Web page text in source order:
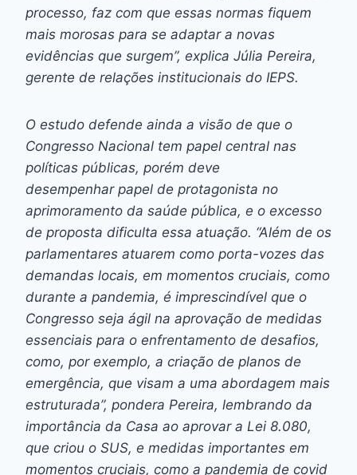
processo, faz com que essas normas fiquem
mais morosas para se adaptar a novas
evidências que surgem”, explica Júlia Pereira,
gerente de relações institucionais do IEPS.
O estudo defende ainda a visão de que o
Congresso Nacional tem papel central nas
políticas públicas, porém deve
desempenhar papel de protagonista no
aprimoramento da saúde pública, e o excesso
de proposta dificulta essa atuação. “Além de os
parlamentares atuarem como porta-vozes das
demandas locais, em momentos cruciais, como
durante a pandemia, é imprescindível que o
Congresso seja ágil na aprovação de medidas
essenciais para o enfrentamento de desafios,
como, por exemplo, a criação de planos de
emergência, que visam a uma abordagem mais
estruturada”, pondera Pereira, lembrando da
importância da Casa ao aprovar a Lei 8.080,
que criou o SUS, e medidas importantes em
momentos cruciais, como a pandemia de covid